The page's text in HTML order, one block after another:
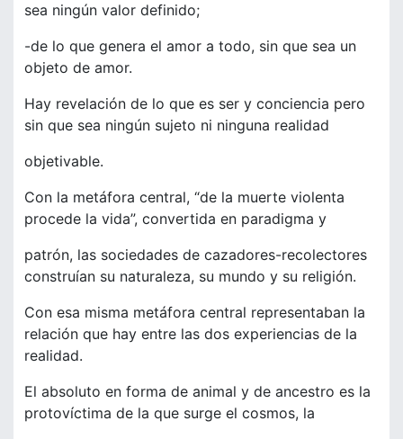
sea ningún valor definido;
-de lo que genera el amor a todo, sin que sea un
objeto de amor.
Hay revelación de lo que es ser y conciencia pero
sin que sea ningún sujeto ni ninguna realidad
objetivable.
Con la metáfora central, “de la muerte violenta
procede la vida”, convertida en paradigma y
patrón, las sociedades de cazadores-recolectores
construían su naturaleza, su mundo y su religión.
Con esa misma metáfora central representaban la
relación que hay entre las dos experiencias de la
realidad.
El absoluto en forma de animal y de ancestro es la
protovíctima de la que surge el cosmos, la